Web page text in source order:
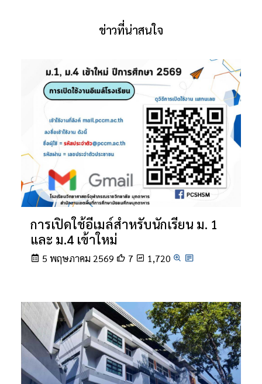
ข่าวที่น่าสนใจ
การเปิดใช้อีเมล์สำหรับนักเรียน ม. 1
และ ม.4 เข้าใหม่
5 พฤษภาคม 2569 7 1,720